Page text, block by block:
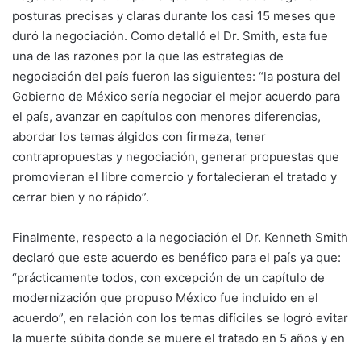
posturas precisas y claras durante los casi 15 meses que
duró la negociación. Como detalló el Dr. Smith, esta fue
una de las razones por la que las estrategias de
negociación del país fueron las siguientes: “la postura del
Gobierno de México sería negociar el mejor acuerdo para
el país, avanzar en capítulos con menores diferencias,
abordar los temas álgidos con firmeza, tener
contrapropuestas y negociación, generar propuestas que
promovieran el libre comercio y fortalecieran el tratado y
cerrar bien y no rápido”.
Finalmente, respecto a la negociación el Dr. Kenneth Smith
declaró que este acuerdo es benéfico para el país ya que:
“prácticamente todos, con excepción de un capítulo de
modernización que propuso México fue incluido en el
acuerdo”, en relación con los temas difíciles se logró evitar
la muerte súbita donde se muere el tratado en 5 años y en